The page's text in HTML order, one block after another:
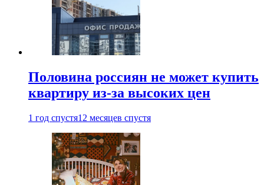
Половина россиян не может купить
квартиру из-за высоких цен
1 год спустя12 месяцев спустя